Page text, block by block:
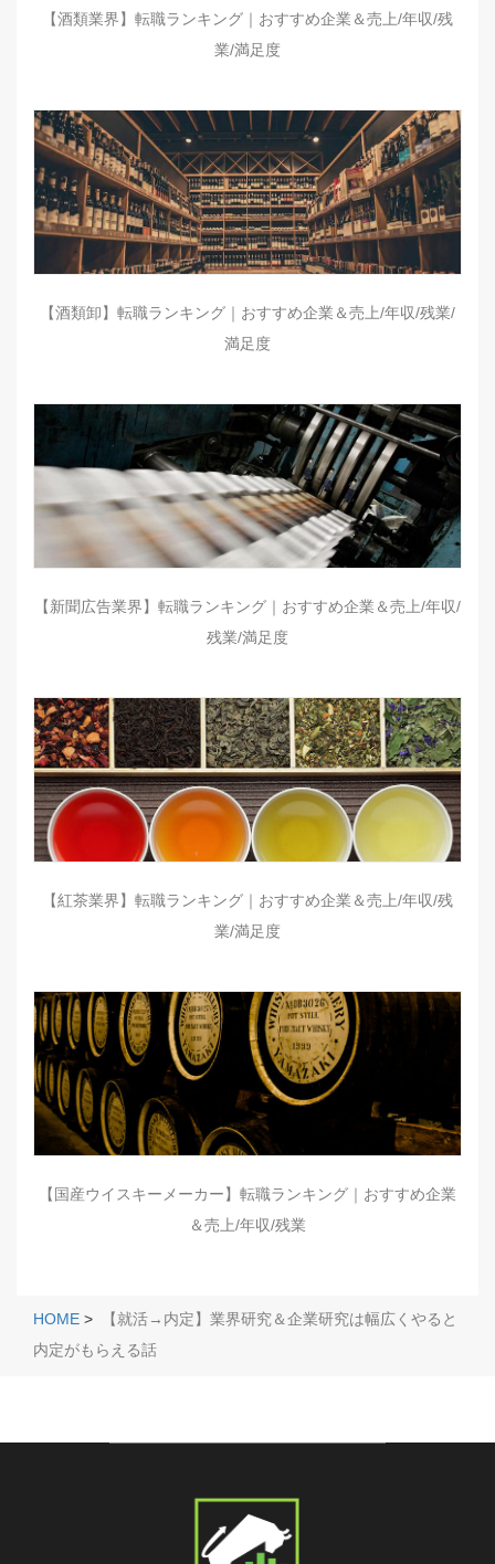
【酒類業界】転職ランキング｜おすすめ企業＆売上/年収/残
業/満足度
【酒類卸】転職ランキング｜おすすめ企業＆売上/年収/残業/
満足度
【新聞広告業界】転職ランキング｜おすすめ企業＆売上/年収/
残業/満足度
【紅茶業界】転職ランキング｜おすすめ企業＆売上/年収/残
業/満足度
【国産ウイスキーメーカー】転職ランキング｜おすすめ企業
＆売上/年収/残業
HOME >
【就活→内定】業界研究＆企業研究は幅広くやると
内定がもらえる話